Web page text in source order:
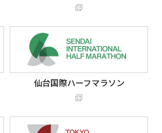
仙台国際ハーフマラソン